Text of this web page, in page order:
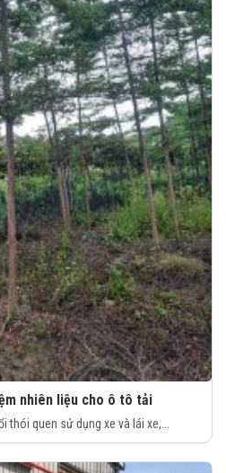
nhiên liệu cho ô tô tải
thói quen sử dụng xe và lái xe,...